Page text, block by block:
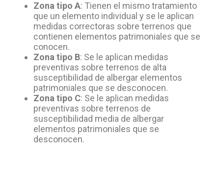
Zona tipo A: Tienen el mismo tratamiento
que un elemento individual y se le aplican
medidas correctoras sobre terrenos que
contienen elementos patrimoniales que se
conocen.
Zona tipo B: Se le aplican medidas
preventivas sobre terrenos de alta
susceptibilidad de albergar elementos
patrimoniales que se desconocen.
Zona tipo C: Se le aplican medidas
preventivas sobre terrenos de
susceptibilidad media de albergar
elementos patrimoniales que se
desconocen.